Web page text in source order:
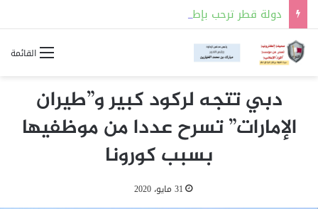
القائمة
دبي تتجه لركود كبير و”طيران
الإمارات” تسرح عددا من موظفيها
بسبب كورونا
31 مايو، 2020